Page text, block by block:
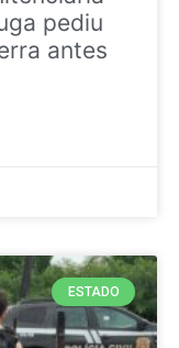
pediu
antes
ESTADO